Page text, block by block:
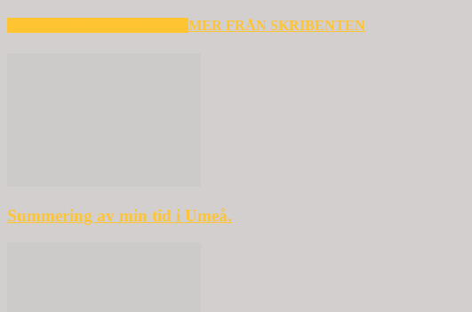
MER FRÅN SKRIBENTEN
Summering av min tid i Umeå.